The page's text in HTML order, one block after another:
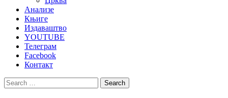
Анализе
Књиге
Издаваштво
YOUTUBE
Телеграм
Facebook
Контакт
Search
for: